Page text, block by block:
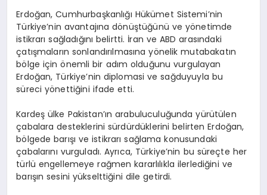
Erdoğan, Cumhurbaşkanlığı Hükümet Sistemi’nin
Türkiye’nin avantajına dönüştüğünü ve yönetimde
istikrarı sağladığını belirtti. İran ve ABD arasındaki
çatışmaların sonlandırılmasına yönelik mutabakatın
bölge için önemli bir adım olduğunu vurgulayan
Erdoğan, Türkiye’nin diplomasi ve sağduyuyla bu
süreci yönettiğini ifade etti.
Kardeş ülke Pakistan’ın arabuluculuğunda yürütülen
çabalara desteklerini sürdürdüklerini belirten Erdoğan,
bölgede barışı ve istikrarı sağlama konusundaki
çabalarını vurguladı. Ayrıca, Türkiye’nin bu süreçte her
türlü engellemeye rağmen kararlılıkla ilerlediğini ve
barışın sesini yükselttiğini dile getirdi.